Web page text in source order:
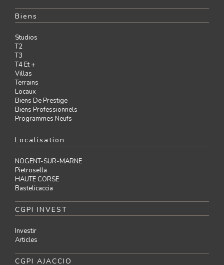
Biens
Studios
T2
T3
T4 Et +
Villas
Terrains
Locaux
Biens De Prestige
Biens Professionnels
Programmes Neufs
Localisation
NOGENT-SUR-MARNE
Pietrosella
HAUTE CORSE
Bastelicaccia
CGPI INVEST
Investir
Articles
CGPI AJACCIO